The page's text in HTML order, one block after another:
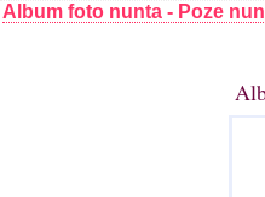
Album foto nunta - Poze